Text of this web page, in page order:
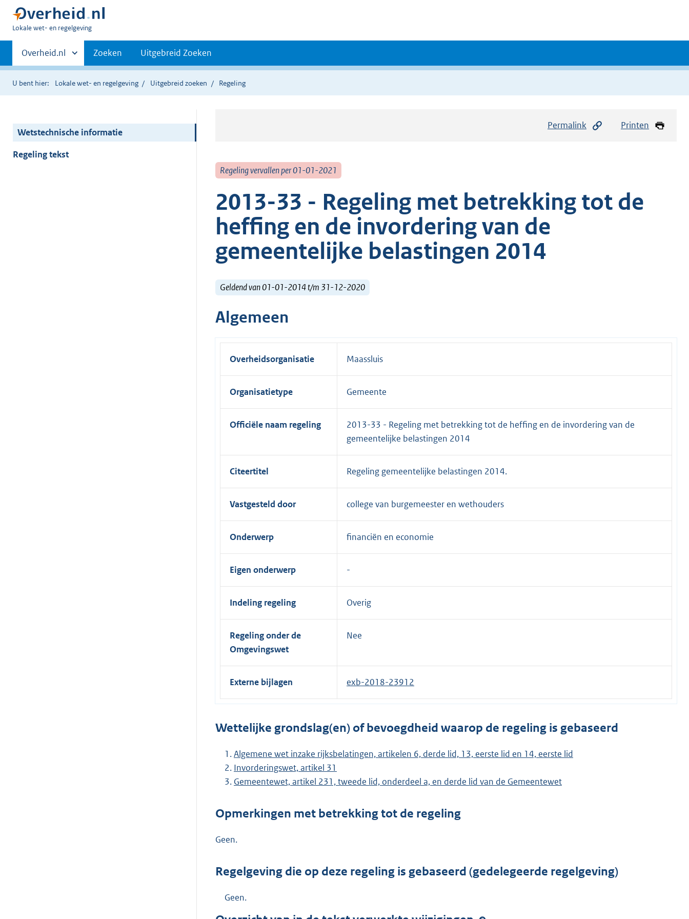
U
hier:
Lokale wet- en regelgeving
Primaire
navigatie
Andere
sites
binnen
Overheid.nl Zoeken Uitgebreid Zoeken
U bent hier: Lokale wet- en regelgeving Uitgebreid zoeken Regeling
Wetstechnische informatie
Regeling tekst
Permalink Printen
Regeling vervallen per 01-01-2021
2013-33 - Regeling met betrekking tot de
heffing en de invordering van de
gemeentelijke belastingen 2014
Geldend van 01-01-2014 t/m 31-12-2020
Algemeen
Overheidsorganisatie Maassluis
Organisatietype Gemeente
Officiële naam regeling
2013-33 - Regeling met betrekking tot de heffing en de invordering van de
gemeentelijke belastingen 2014
Citeertitel Regeling gemeentelijke belastingen 2014.
Vastgesteld door college van burgemeester en wethouders
Onderwerp financiën en economie
Eigen onderwerp
Indeling regeling Overig
Regeling onder de
Omgevingswet
Nee
Externe bijlagen exb-2018-23912
Wettelijke grondslag(en) of bevoegdheid waarop de regeling is gebaseerd
Algemene wet inzake rijksbelatingen, artikelen 6, derde lid, 13, eerste lid en 14, eerste lid
Invorderingswet, artikel 31
Gemeentewet, artikel 231, tweede lid, onderdeel a, en derde lid van de Gemeentewet
Opmerkingen met betrekking tot de regeling
Geen.
Regelgeving die op deze regeling is gebaseerd (gedelegeerde regelgeving)
Geen.